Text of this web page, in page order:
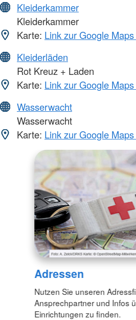
Kleiderkammer
Kleiderkammer
Karte: Link zur Google
Kleiderläden
Rot Kreuz + Laden
Karte: Link zur Google
Wasserwacht
Wasserwacht
Karte: Link zur Google
Adressen
Nutzen Sie unseren
Ansprechpartner und Infos
Einrichtungen zu finden.